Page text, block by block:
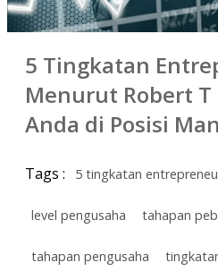
5 Tingkatan
Menurut Robert T
Anda di Posisi
Tags : 5 tingkatan
level pengusaha tahapan
tahapan pengusaha